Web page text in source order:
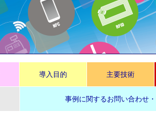
導入目的 主要技術
事例に関するお問い合わせ